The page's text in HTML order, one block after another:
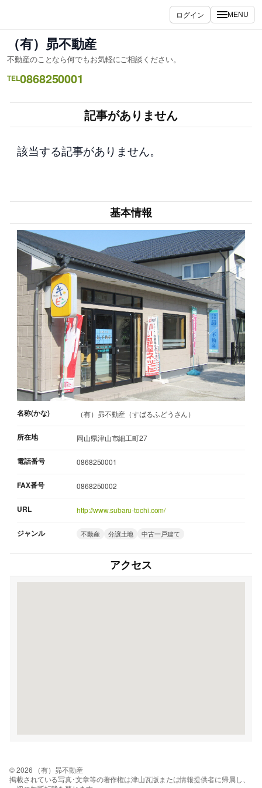
キ
ッ
ログイン MENU
（有）昴不動産
不動産のことなら何でもお気軽にご相談ください。
TEL0868250001
記事がありません
該当する記事がありません。
基本情報
名称(かな) （有）昴不動産（すばるふどうさん）
所在地 岡山県津山市細工町27
電話番号 0868250001
FAX番号 0868250002
URL http://www.subaru-tochi.com/
ジャンル 不動産 分譲土地 中古一戸建て
アクセス
© 2026 （有）昴不動産
掲載されている写真･文章等の著作権は津山瓦版または情報提供者に帰属し、